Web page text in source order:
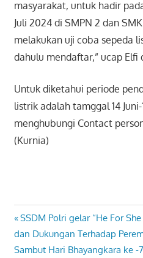
masyarakat, untuk hadir
Juli 2024 di SMPN 2 dan
melakukan uji coba sepeda
dahulu mendaftar,” ucap Elfi
Untuk diketahui periode
listrik adalah tamggal 14
menghubungi Contact
(Kurnia)
Navigasi
pos
Previous
Post:
SSDM Polri gelar “He For
dan Dukungan Terhadap
Next
Sambut Hari Bhayangkara ke -